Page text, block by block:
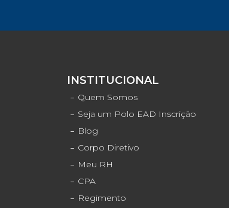
INSTITUCIONAL
Quem Somos
Seja um Polo EAD Inscrição
Blog
Corpo Diretivo
Meu RH
CPA
Regimento